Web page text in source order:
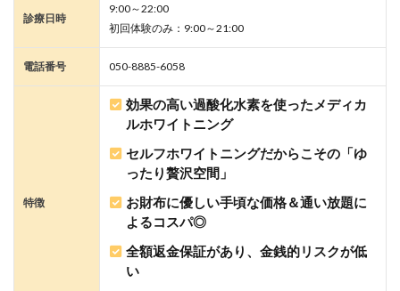
診療日時
9:00～22:00
初回体験のみ：9:00～21:00
電話番号 050-8885-6058
特徴
効果の高い過酸化水素を使ったメディカ
ルホワイトニング
セルフホワイトニングだからこその「ゆ
ったり贅沢空間」
お財布に優しい手頃な価格＆通い放題に
よるコスパ◎
全額返金保証があり、金銭的リスクが低
い